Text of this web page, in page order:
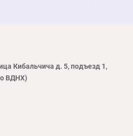
Кибальчича д. 5, подъезд 1,
ВДНХ)